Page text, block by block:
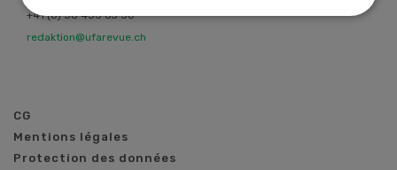
+41 (0) 58 433 65 30
redaktion@ufarevue.ch
CG
Mentions légales
Protection des données